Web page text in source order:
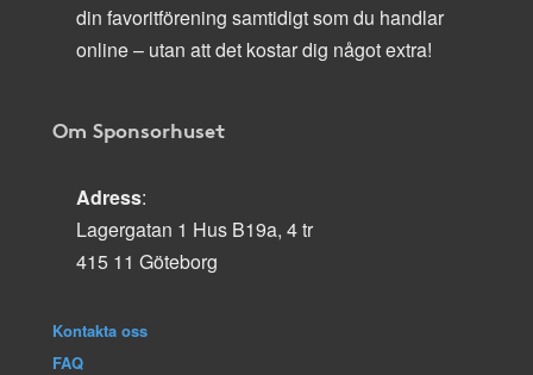
din favoritförening samtidigt som du handlar
online – utan att det kostar dig något extra!
Om Sponsorhuset
Adress:
Lagergatan 1 Hus B19a, 4 tr
415 11 Göteborg
Kontakta oss
FAQ